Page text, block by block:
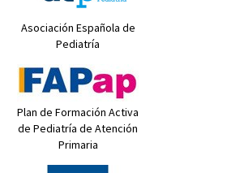
Asociación Española de
Pediatría
Plan de Formación Activa
de Pediatría de Atención
Primaria